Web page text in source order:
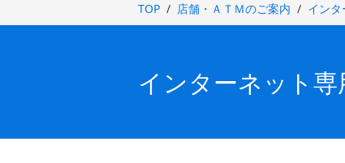
き
TOP 店舗・ＡＴＭのご案内 イン
インターネット
で
開
開